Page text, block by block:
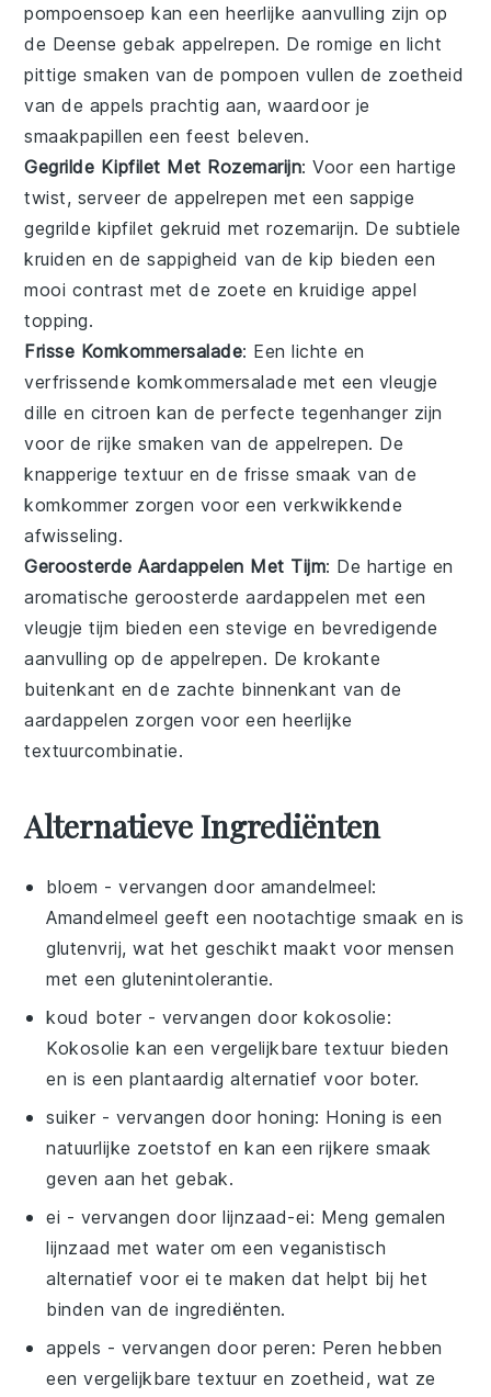
pompoensoep kan een heerlijke aanvulling zijn op
de Deense gebak appelrepen. De romige en licht
pittige smaken van depompoen vullen de zoetheid
van de appels prachtig aan, waardoor je
smaakpapillen een feest beleven.
Gegrilde Kipfilet Met Rozemarijn: Voor een hartige
twist, serveer deappelrepen met een sappige
gegrilde kipfilet gekruid metrozemarijn. De subtiele
kruiden en de sappigheid van dekip bieden een
mooi contrast met de zoete en kruidige appel
topping.
Frisse Komkommersalade: Een lichte en
verfrissende komkommersalade met een vleugje
dille en citroen kan de perfecte tegenhanger zijn
voor de rijke smaken van deappelrepen. De
knapperige textuur en de frisse smaak van de
komkommer zorgen voor een verkwikkende
afwisseling.
Geroosterde Aardappelen Met Tijm: De hartige en
aromatischegeroosterde aardappelen met een
vleugjetijm bieden een stevige en bevredigende
aanvulling op de appelrepen. De krokante
buitenkant en de zachte binnenkant van de
aardappelen zorgen voor een heerlijke
textuurcombinatie.
Alternatieve Ingrediënten
bloem - vervangen door amandelmeel:
Amandelmeel geeft een nootachtige smaak en is
glutenvrij, wat het geschikt maakt voor mensen
met een glutenintolerantie.
koud boter - vervangen doorkokosolie:
Kokosolie kan een vergelijkbare textuur bieden
en is een plantaardig alternatief voor boter.
suiker - vervangen doorhoning: Honing is een
natuurlijke zoetstof en kan een rijkere smaak
geven aan het gebak.
ei - vervangen doorlijnzaad-ei: Meng gemalen
lijnzaad met water om een veganistisch
alternatief voor ei te maken dat helpt bij het
binden van de ingrediënten.
appels - vervangen doorperen: Peren hebben
een vergelijkbare textuur en zoetheid, wat ze